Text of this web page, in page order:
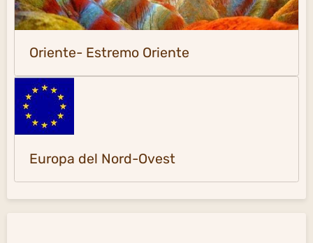
Oriente- Estremo Oriente
Europa del Nord-Ovest